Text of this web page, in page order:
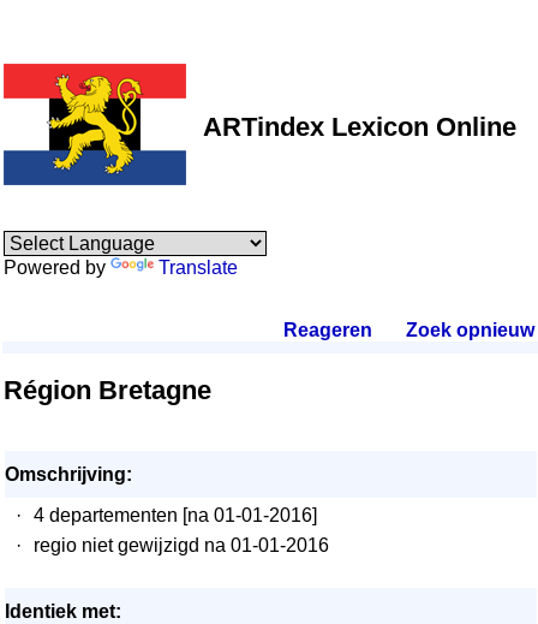
ARTindex Lexicon Online
Powered by Translate
Reageren Zoek opnieuw.
Région Bretagne
Omschrijving:
·
4 departementen [na 01-01-2016]
·
regio niet gewijzigd na 01-01-2016
Identiek met: